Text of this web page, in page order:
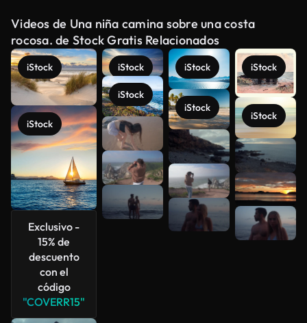
Videos de Una niña camina sobre una costa
rocosa. de Stock Gratis Relacionados
iStock
iStock
Exclusivo -
15% de
descuento
con el
código
"COVERR15"
iStock
iStock
iStock
iStock
iStock
iStock
Ver más